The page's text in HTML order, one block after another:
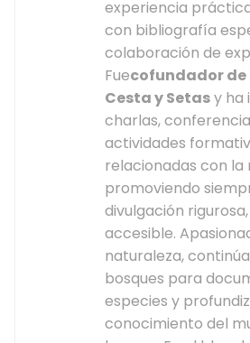
experiencia
con bibliografía
colaboración de
Fuecofundador
Cesta y Setasy ha
charlas,
actividades
relacionadas con la
promoviendo
divulgación
accesible.
naturaleza,
bosques para
especies y
conocimiento del